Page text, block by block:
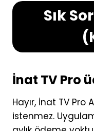
Sık
İnat TV Pro
Hayır, İnat TV Pro
istenmez.